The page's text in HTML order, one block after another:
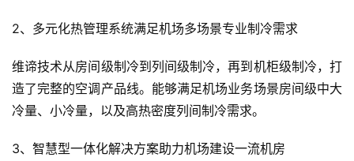
商
业
观
2、多元化热管理系统满足机场多场景专业制冷需求
维谛技术从房间级制冷到列间级制冷，再到机柜级制冷，打
造了完整的空调产品线。能够满足机场业务场景房间级中大
冷量、小冷量，以及高热密度列间制冷需求。
3、智慧型一体化解决方案助力机场建设一流机房